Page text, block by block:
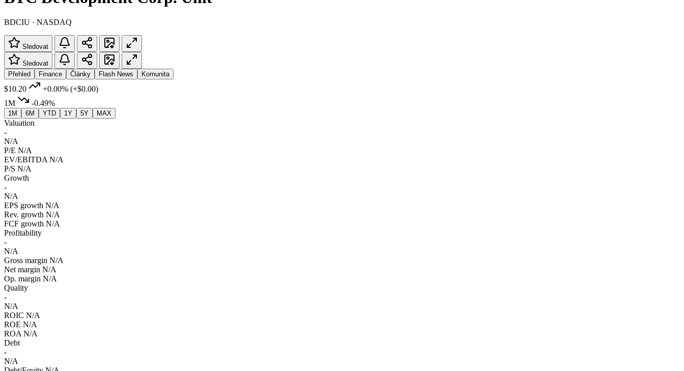
BDCIU · NASDAQ
Sledovat
Sledovat
Přehled
Finance Články Flash News Komunita
$10.20 +0.00% (+$0.00)
1M
-0.49%
1M 6M YTD 1Y 5Y MAX
Valuation
-
N/A
P/E N/A
EV/EBITDA N/A
P/S N/A
Growth
-
N/A
EPS growth N/A
Rev. growth N/A
FCF growth N/A
Profitability
-
N/A
Gross margin N/A
Net margin N/A
Op. margin N/A
Quality
-
N/A
ROIC N/A
ROE N/A
ROA N/A
Debt
-
N/A